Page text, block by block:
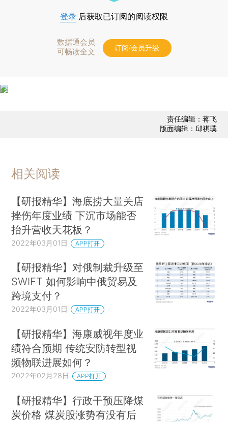
登录 后获取已订阅的阅读权限
数据通会员
可畅读全文
订阅/会员升级
责任编辑：蒋飞
版面编辑：邱祺璞
相关阅读
【研报精华】海底捞大量关店
挫伤年度业绩 下沉市场能否
抬升营收天花板？
2022年03月01日 APP打开
【研报精华】对俄制裁升级至
SWIFT 如何影响中俄贸易及
跨境支付？
2022年03月01日 APP打开
【研报精华】海康威视年度业
绩符合预期 传统安防转型视
频物联进展如何？
2022年02月28日 APP打开
【研报精华】行政干预压降煤
炭价格 煤炭股涨势有没有后